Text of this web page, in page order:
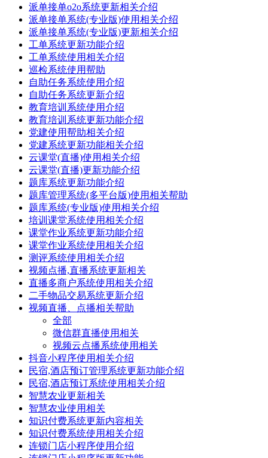
派单接单o2o系统更新相关介绍
派单接单系统(专业版)使用相关介绍
派单接单系统(专业版)更新相关介绍
工单系统更新功能介绍
工单系统使用相关介绍
巡检系统使用帮助
自助任务系统使用介绍
自助任务系统更新介绍
教育培训系统使用介绍
教育培训系统更新功能介绍
党建使用帮助相关介绍
党建系统更新功能相关介绍
云课堂(直播)使用相关介绍
云课堂(直播)更新功能介绍
题库系统更新功能介绍
题库管理系统(多平台版)使用相关帮助
题库系统(专业版)使用相关介绍
培训课堂系统使用相关介绍
课堂作业系统更新功能介绍
课堂作业系统使用相关介绍
测评系统使用相关介绍
视频点播,直播系统更新相关
直播多商户系统使用相关介绍
二手物品交易系统更新介绍
视频直播、点播相关帮助
全部
微信群直播使用相关
视频云点播系统使用相关
抖音小程序使用相关介绍
民宿,酒店预订管理系统更新功能介绍
民宿,酒店预订系统使用相关介绍
智慧农业更新相关
智慧农业使用相关
知识付费系统更新内容相关
知识付费系统使用相关介绍
连锁门店小程序使用介绍